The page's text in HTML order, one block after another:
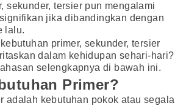
sekunder, tersier pun mengalami
jika dibandingkan dengan
lalu.
primer, sekunder, tersier
dalam kehidupan sehari-hari?
selengkapnya di bawah ini.
Primer?
adalah kebutuhan pokok atau segala